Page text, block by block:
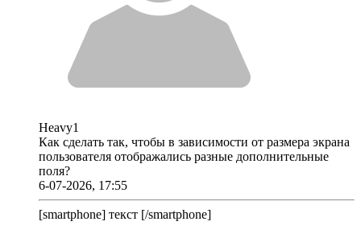
Heavy1
Как сделать так, чтобы в зависимости от размера экрана
пользователя отображались разные дополнительные
поля?
6-07-2026, 17:55
[smartphone] текст [/smartphone]